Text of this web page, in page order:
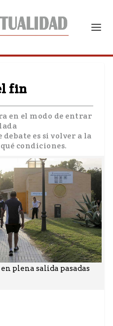
fin
en el modo de entrar
es si volver a la
condiciones.
plena salida pasadas